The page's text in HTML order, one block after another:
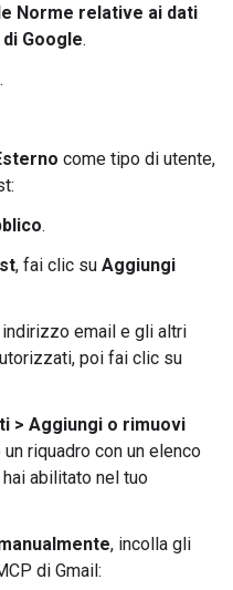
Norme relative ai dati
Google.
.
come tipo di utente,
.
, fai clic su Aggiungi
email e gli altri
poi fai clic su
> Aggiungi o rimuovi
riquadro con un elenco
abilitato nel tuo
, incolla gli
di Gmail: